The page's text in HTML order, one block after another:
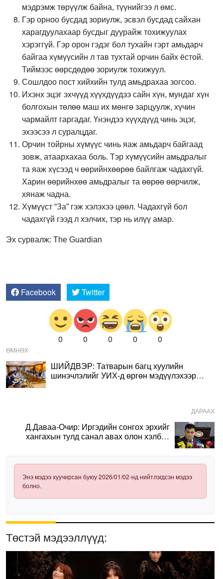
мэдрэмж төрүүлж байна, түүнийгээ л өмс.
Гэр орноо бусдад зориулж, эсвэл бусдад сайхан
харагдуулахаар бусдыг дуурайж тохижуулах
хэрэггүй. Гэр орон гэдэг бол тухайн гэрт амьдарч
байгаа хүмүүсийн л тав тухтай орчин байх ёстой.
Тиймээс өөрсдөдөө зориулж тохижуул.
Сошлдоо пост хийхийн тулд амьдрахаа зогсоо.
Ихэнх эцэг эхчүүд хүүхдүүдээ сайн хүн, мундаг хүн
болгохын төлөө маш их мөнгө зарцуулж, хүчин
чармайлт гаргадаг. Үнэндээ хүүхдүүд чинь эцэг,
эхээсээ л суралцдаг.
Орчин тойрны хүмүүс чинь яаж амьдарч байгаад
зовж, атаархахаа боль. Тэр хүмүүсийн амьдралыг
та яаж хүсээд ч өөрийнхөөрөө байлгаж чадахгүй.
Харин өөрийнхөө амьдралыг та өөрөө өөрчилж,
хянаж чадна.
Хүмүүст “За” гэж хэлэхээ цөөл. Чадахгүй бол
чадахгүй гээд л хэлчих, тэр нь илүү амар.
Эх сурвалж: The Guardian
Facebook Twitter
0 0 0 0 0
ӨМНӨХ
ШИЙДВЭР: Татварын багц хуулийн
шинэчлэлийг УИХ-д өргөн мэдүүлэхээр
ДАРААХ
Д.Даваа-Очир: Иргэдийн сонгох эрхийг
хангахын тулд санал авах олон хэлбэр
Энэ мэдээ хуучирсан буюу 2026/01/02-нд нийтлэгдсэн мэдээ
болно.
Төстэй мэдээллүүд: